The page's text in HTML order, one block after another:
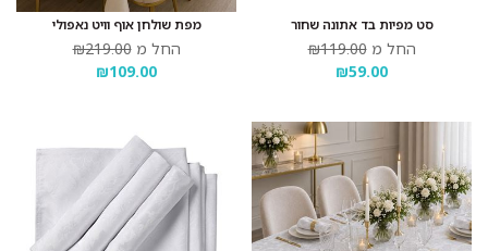
סט מפיות בד אתונה שחור
החל מ ₪119.00
₪59.00
מפת שולחן אוף וויט נאפולי
החל מ ₪219.00
₪109.00